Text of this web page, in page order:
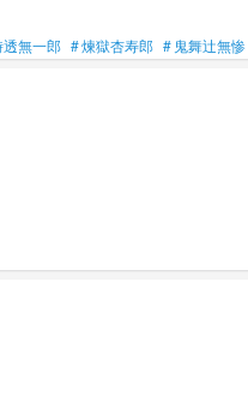
透無一郎 #煉獄杏寿郎 # 鬼舞辻無惨